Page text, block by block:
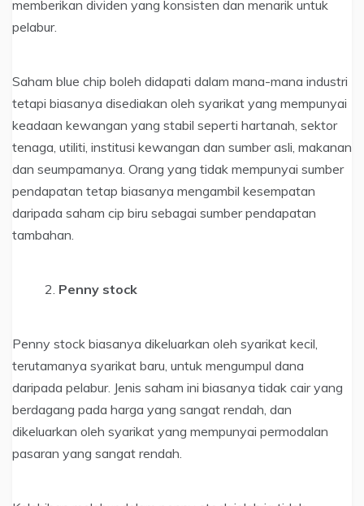
memberikan dividen yang konsisten dan menarik untuk
pelabur.
Saham blue chip boleh didapati dalam mana-mana industri
tetapi biasanya disediakan oleh syarikat yang mempunyai
keadaan kewangan yang stabil seperti hartanah, sektor
tenaga, utiliti, institusi kewangan dan sumber asli, makanan
dan seumpamanya. Orang yang tidak mempunyai sumber
pendapatan tetap biasanya mengambil kesempatan
daripada saham cip biru sebagai sumber pendapatan
tambahan.
Penny stock
Penny stock biasanya dikeluarkan oleh syarikat kecil,
terutamanya syarikat baru, untuk mengumpul dana
daripada pelabur. Jenis saham ini biasanya tidak cair yang
berdagang pada harga yang sangat rendah, dan
dikeluarkan oleh syarikat yang mempunyai permodalan
pasaran yang sangat rendah.